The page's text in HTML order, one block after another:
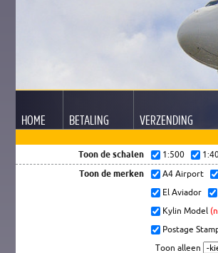
HOME BETALING VERZENDING
Toon de schalen
1:500
Toon de merken A4 Airport
El Aviador
Kylin Model
Postage
Toon alleen